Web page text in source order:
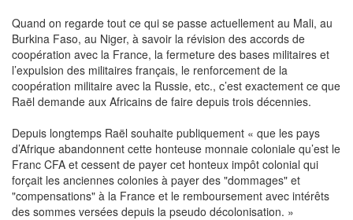
Quand on regarde tout ce qui se passe actuellement au Mali, au
Burkina Faso, au Niger, à savoir la révision des accords de
coopération avec la France, la fermeture des bases militaires et
l’expulsion des militaires français, le renforcement de la
coopération militaire avec la Russie, etc., c’est exactement ce que
Raël demande aux Africains de faire depuis trois décennies.
Depuis longtemps Raël souhaite publiquement « que les pays
d’Afrique abandonnent cette honteuse monnaie coloniale qu’est le
Franc CFA et cessent de payer cet honteux impôt colonial qui
forçait les anciennes colonies à payer des "dommages" et
"compensations" à la France et le remboursement avec intérêts
des sommes versées depuis la pseudo décolonisation. »